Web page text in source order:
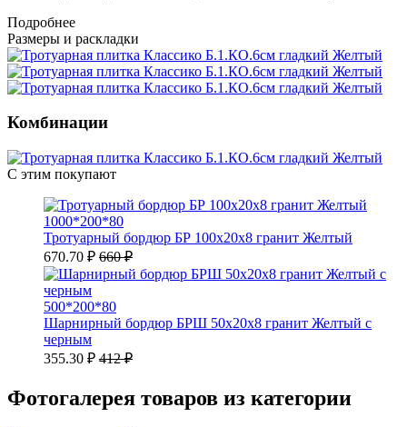
Подробнее
Размеры и раскладки
Комбинации
С этим покупают
1000*200*80
Тротуарный бордюр БР 100х20х8 гранит Желтый
670.70 ₽ 660 ₽
500*200*80
Шарнирный бордюр БРШ 50х20х8 гранит Желтый с
черным
355.30 ₽ 412 ₽
Фотогалерея товаров из категории